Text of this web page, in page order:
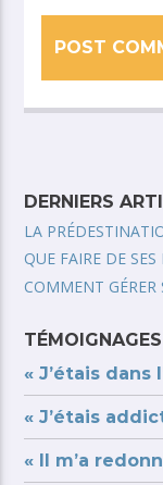
DERNIERS
LA
QUE FAIRE DE SES
COMMENT GÉRER
TÉMOIGNAGES
« J’étais dans
« J’étais
« Il m’a